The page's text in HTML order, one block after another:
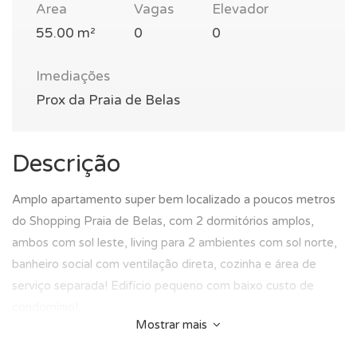
Area
55.00 m²
Vagas
0
Elevador
0
Imediações
Prox da Praia de Belas
Descrição
Amplo apartamento super bem localizado a poucos metros
do Shopping Praia de Belas, com 2 dormitórios amplos,
ambos com sol leste, living para 2 ambientes com sol norte,
banheiro social com ventilação direta, cozinha e área de
serviço separada! Edifício pequeno com baixo custo de
Mostrar mais